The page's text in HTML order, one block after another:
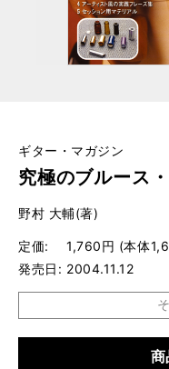
ギター・マガジン
究極のブルース
野村 大輔(著)
定価
1,760円 (本体
発売日
2004.11.12
商